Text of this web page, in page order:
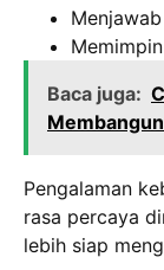
Baca juga:
Pengalaman
rasa percaya
lebih siap